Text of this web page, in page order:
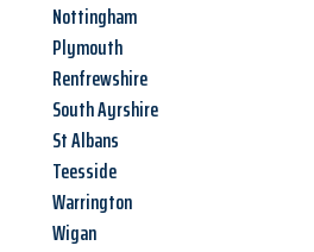
Nottingham
Plymouth
Renfrewshire
South Ayrshire
St Albans
Teesside
Warrington
Wigan